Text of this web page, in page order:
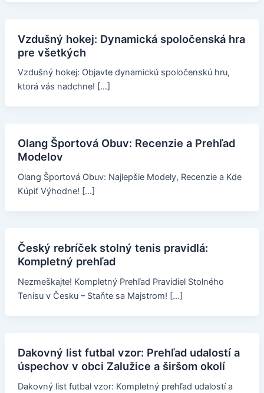
Vzdušný hokej: Dynamická spoločenská hra
pre všetkých
Vzdušný hokej: Objavte dynamickú spoločenskú hru,
ktorá vás nadchne! […]
Olang Športová Obuv: Recenzie a Prehľad
Modelov
Olang Športová Obuv: Najlepšie Modely, Recenzie a Kde
Kúpiť Výhodne! […]
Český rebríček stolný tenis pravidlá:
Kompletný prehľad
Nezmeškajte! Kompletný Prehľad Pravidiel Stolného
Tenisu v Česku – Staňte sa Majstrom! […]
Dakovný list futbal vzor: Prehľad udalostí a
úspechov v obci Zalužice a širšom okolí
Dakovný list futbal vzor: Kompletný prehľad udalostí a